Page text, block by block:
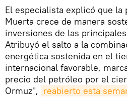
El especialista explicó que la
Muerta crece de manera
inversiones de las
Atribuyó el salto a la
energética sostenida en el
internacional favorable,
precio del petróleo por el
Ormuz", reabierto esta